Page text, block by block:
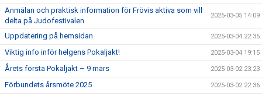
Anmälan och praktisk information för Frövis aktiva som vill
delta på Judofestivalen
2025-03-05 14:09
Uppdatering på hemsidan 2025-03-04 22:35
Viktig info inför helgens Pokaljakt! 2025-03-04 19:15
Årets första Pokaljakt – 9 mars 2025-03-02 23:23
Förbundets årsmöte 2025 2025-03-02 22:36